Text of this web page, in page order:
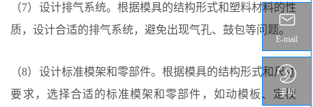
（7）设计排气系统。根据模具的结构形式和塑料材料的性
质，设计合适的排气系统，避免出现气孔、鼓包等问题。
（8）设计标准模架和零部件。根据模具的结构形式和尺寸
要求，选择合适的标准模架和零部件，如动模板、定模
E-mail
手机